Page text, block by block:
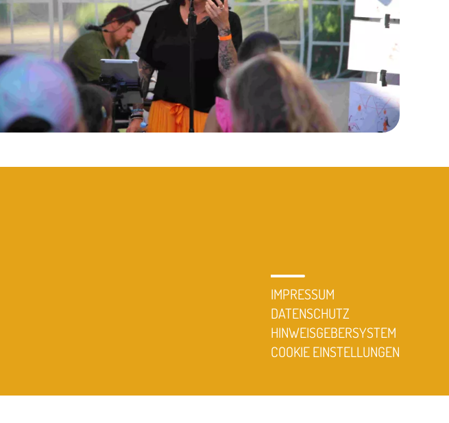
IMPRESSUM
DATENSCHUTZ
HINWEISGEBERSYSTEM
COOKIE EINSTELLUNGEN